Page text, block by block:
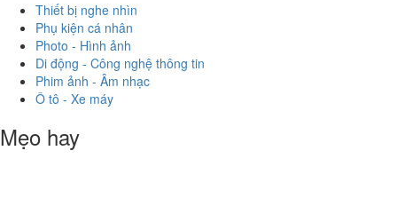
Thiết bị nghe nhìn
Phụ kiện cá nhân
Photo - Hình ảnh
Di động - Công nghệ thông tin
Phim ảnh - Âm nhạc
Ô tô - Xe máy
Mẹo hay